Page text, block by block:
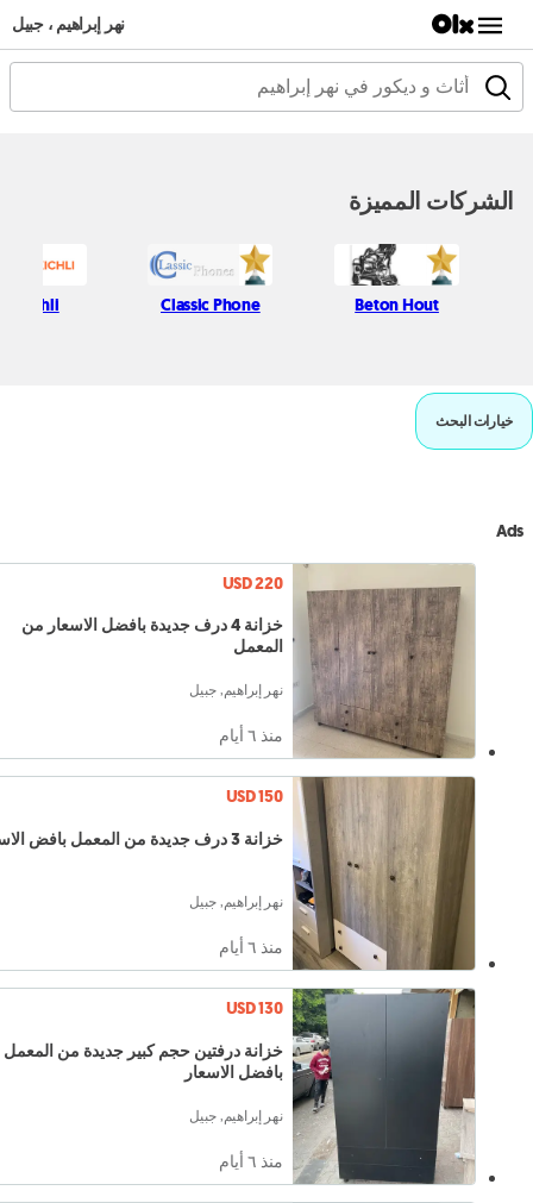
نهر إبراهيم ، جبيل
الشركات المميزة
Beton Hout
Classic Phone
Kichli
خيارات البحث
Ads
USD 220
خزانة 4 درف جديدة بافضل الاسعار من
المعمل
نهر إبراهيم, جبيل
منذ ٦ أيام
USD 150
خزانة 3 درف جديدة من المعمل بافض الاسعار
نهر إبراهيم, جبيل
منذ ٦ أيام
USD 130
خزانة درفتين حجم كبير جديدة من المعمل
بافضل الاسعار
نهر إبراهيم, جبيل
منذ ٦ أيام